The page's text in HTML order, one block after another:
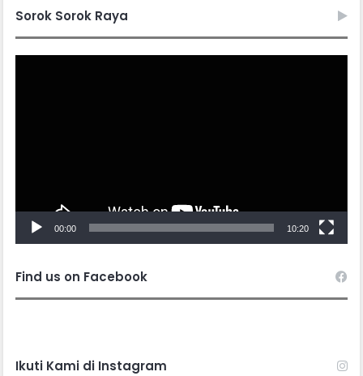
Sorok Sorok Raya
00:00 10:20
Find us on Facebook
Ikuti Kami di Instagram